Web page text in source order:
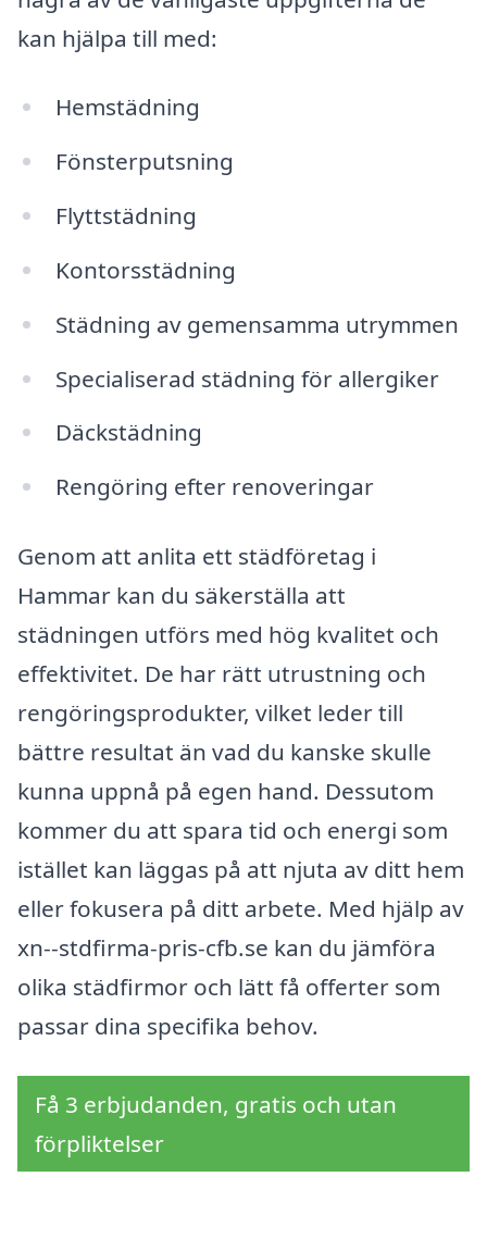
kan hjälpa till med:
Hemstädning
Fönsterputsning
Flyttstädning
Kontorsstädning
Städning av gemensamma utrymmen
Specialiserad städning för allergiker
Däckstädning
Rengöring efter renoveringar
Genom att anlita ett städföretag i
Hammar kan du säkerställa att
städningen utförs med hög kvalitet och
effektivitet. De har rätt utrustning och
rengöringsprodukter, vilket leder till
bättre resultat än vad du kanske skulle
kunna uppnå på egen hand. Dessutom
kommer du att spara tid och energi som
istället kan läggas på att njuta av ditt hem
eller fokusera på ditt arbete. Med hjälp av
xn--stdfirma-pris-cfb.se kan du jämföra
olika städfirmor och lätt få offerter som
passar dina specifika behov.
Få 3 erbjudanden, gratis och utan
förpliktelser